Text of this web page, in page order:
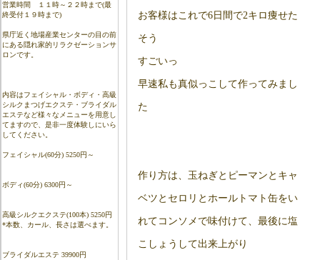
営業時間 １１時～２２時まで(最
終受付１９時まで)
県庁近く地場産業センターの目の前
にある隠れ家的リラクゼーションサ
ロンです。
内容はフェイシャル・ボディ・高級
シルクまつげエクステ・ブライダル
エステなど様々なメニューを用意し
てますので、是非一度体験しにいら
してください。
フェイシャル(60分) 5250円～
ボディ(60分) 6300円～
高級シルクエクステ(100本) 5250円
*本数、カール、長さは選べます。
ブライダルエステ 39900円
お客様はこれで6日間で2キロ痩せた
そう
すごいっ
早速私も真似っこして作ってみまし
た
作り方は、玉ねぎとピーマンとキャ
ベツとセロリとホールトマト缶をい
れてコンソメで味付けて、最後に塩
こしょうして出来上がり